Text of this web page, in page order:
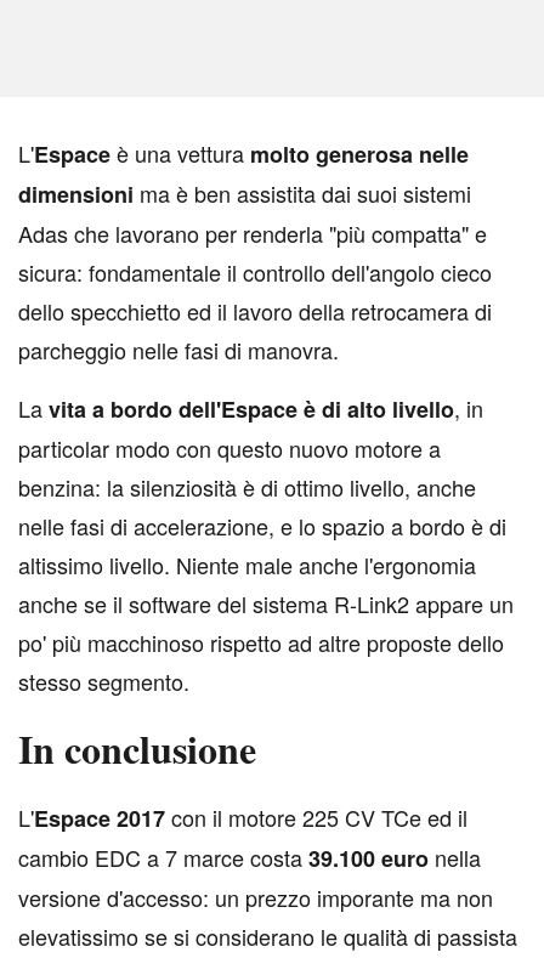
L'Espaceè una vettura molto generosa nelle
dimensioni ma è ben assistita dai suoi sistemi
Adas che lavorano per renderla "più compatta" e
sicura: fondamentale il controllo dell'angolo cieco
dello specchietto ed il lavoro della retrocamera di
parcheggio nelle fasi di manovra.
Lavita a bordo dell'Espace è di alto livello, in
particolar modo con questo nuovo motore a
benzina: la silenziosità è di ottimo livello, anche
nelle fasi di accelerazione, e lo spazio a bordo è di
altissimo livello. Niente male anche l'ergonomia
anche se il software del sistema R-Link2 appare un
po' più macchinoso rispetto ad altre proposte dello
stesso segmento.
In conclusione
L'Espace 2017con il motore 225 CV TCe ed il
cambio EDC a 7 marce costa39.100 euro nella
versione d'accesso: un prezzo imporante ma non
elevatissimo se si considerano le qualità di passista